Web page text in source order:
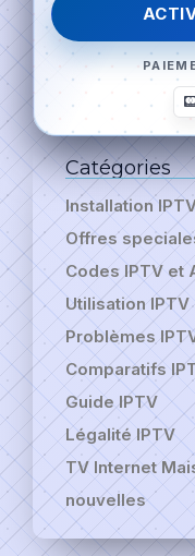
Catégories
Installation
Offres
Codes IPTV et
Utilisation IPTV
Problèmes
Comparatifs
Guide IPTV
Légalité IPTV
TV Internet
nouvelles